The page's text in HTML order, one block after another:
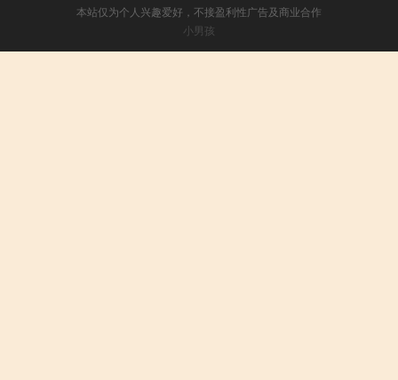
本站仅为个人兴趣爱好，不接盈利性广告及商业合作
小男孩